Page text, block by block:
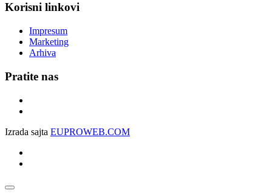
Korisni linkovi
Impresum
Marketing
Arhiva
Pratite nas
Izrada sajta EUPROWEB.COM